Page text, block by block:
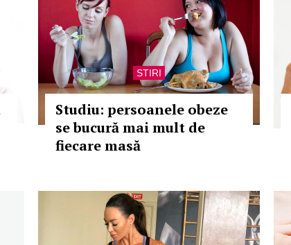
STIRI
Studiu: persoanele obeze
se bucură mai mult de
fiecare masă